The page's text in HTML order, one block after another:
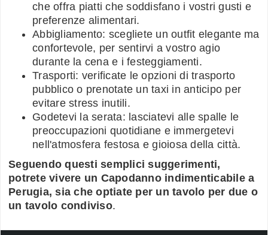
che offra piatti che soddisfano i vostri gusti e
preferenze alimentari.
Abbigliamento: scegliete un outfit elegante ma
confortevole, per sentirvi a vostro agio
durante la cena e i festeggiamenti.
Trasporti: verificate le opzioni di trasporto
pubblico o prenotate un taxi in anticipo per
evitare stress inutili.
Godetevi la serata: lasciatevi alle spalle le
preoccupazioni quotidiane e immergetevi
nell'atmosfera festosa e gioiosa della città.
Seguendo questi semplici suggerimenti,
potrete vivere un Capodanno indimenticabile a
Perugia, sia che optiate per un tavolo per due o
un tavolo condiviso.